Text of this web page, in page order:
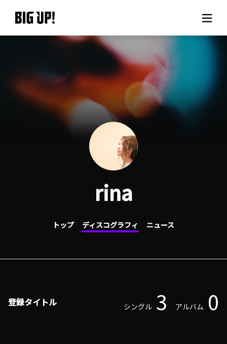
BIG UP!について
ニュース
料金プラン
サポート
ご利用の流れ
よくある質問
rina
トップ ディスコグラフィ ニュース
登録タイトル シングル 3 アルバム 0